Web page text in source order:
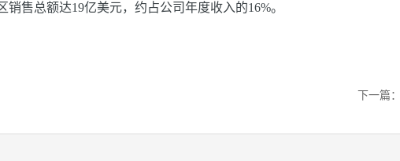
售总额达19亿美元，约占公司年度收入的16%。
下一篇：